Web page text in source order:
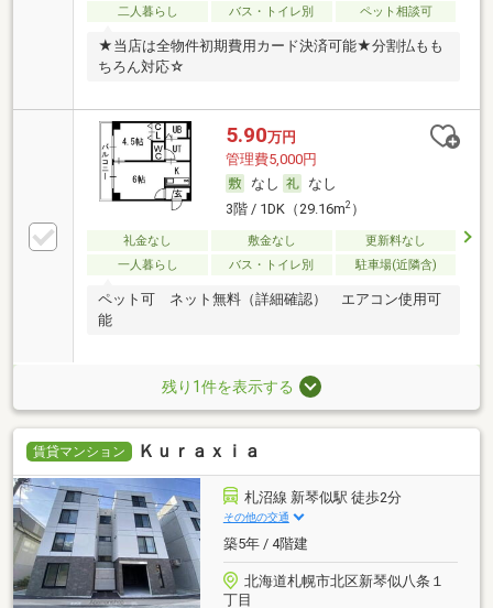
二人暮らし バス・トイレ別 ペット相談可
★当店は全物件初期費用カード決済可能★分割払もも
ちろん対応☆
5.90万円
管理費5,000円
なし
なし
3階 / 1DK（29.16m2）
礼金なし 敷金なし
更新料なし
一人暮らし
バス・トイレ別 駐車場(近隣含)
ペット可 ネット無料（詳細確認） エアコン使用可
能
残り1件を表示する
賃貸マンション Ｋｕｒａｘｉａ
札沼線 新琴似駅 徒歩2分
その他の交通
築5年 / 4階建
北海道札幌市北区新琴似八条１
丁目